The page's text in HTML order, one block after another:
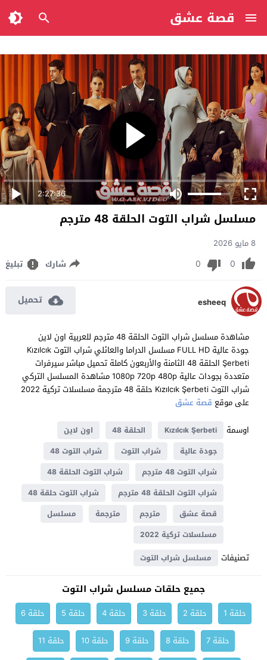
قصة عشق
2:27:36
مسلسل شراب التوت الحلقة 48 مترجم
8 مايو 2026
0
0 شارك تبليغ
esheeq تحميل
مشاهدة مسلسل شراب التوت الحلقة 48 مترجم للعربية اون لاين
جودة عالية FULL HD مسلسل الدراما والعائلي شراب التوت Kızılcık
Şerbeti الحلقة 48 الثامنة والأربعون كاملة تحميل مباشر سيرفرات
متعددة بجودات عالية 1080p 720p 480p مشاهدة المسلسل التركي
شراب التوت Kızılcık Şerbeti حلقة 48 مترجمة مسلسلات تركية 2022
على موقع قصة عشق
اوسمة
Kızılcık Şerbeti الحلقة 48
اون لاين
جودة عالية
شراب التوت
شراب التوت 48
شراب التوت 48 مترجم
شراب التوت الحلقة 48
شراب التوت الحلقة 48 مترجم
شراب التوت حلقة 48
قصة عشق
مترجم مترجمة
مسلسل
مسلسلات تركية 2022
تصنيفات مسلسل شراب التوت
جميع حلقات مسلسل شراب التوت
حلقة 1 حلقة 2 حلقة 3 حلقة 4 حلقة 5
حلقة 6
حلقة 7
حلقة 8 حلقة 9 حلقة 10
حلقة 11